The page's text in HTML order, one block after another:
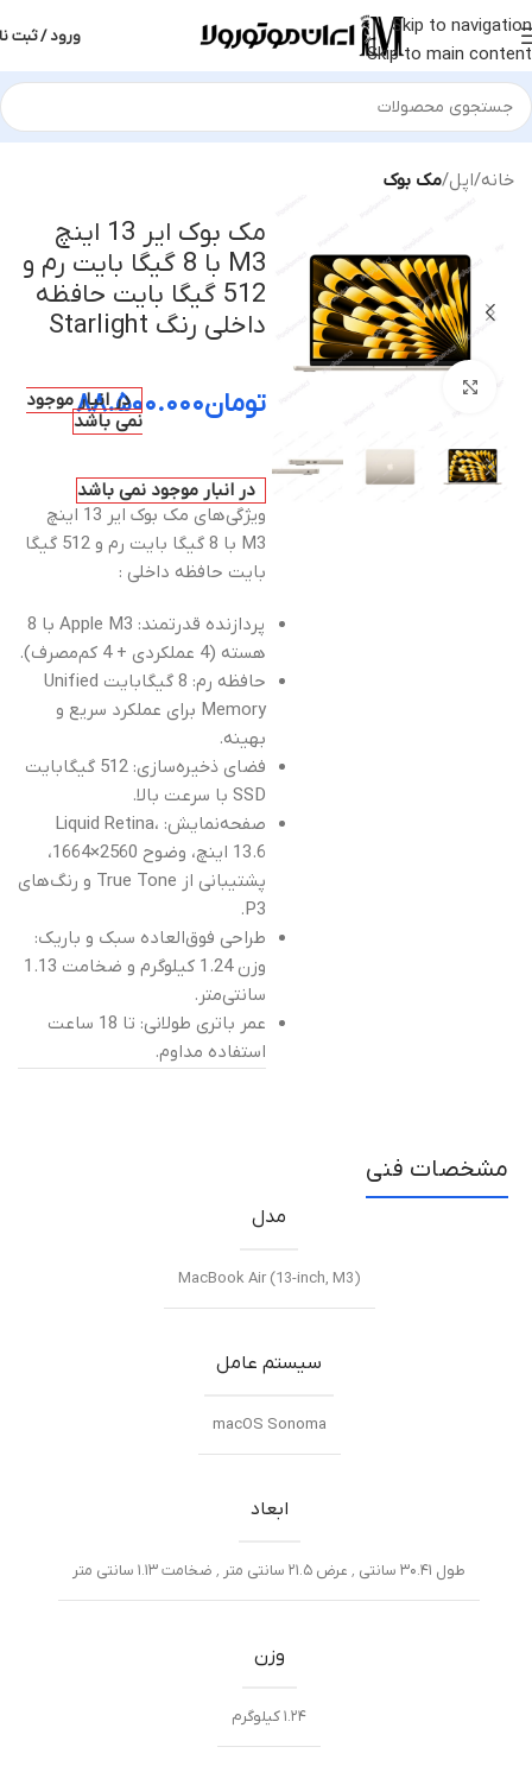
Skip to navigation
Skip to main content
ورود / ثبت
خانه اپل مک بوک
مک بوک ایر 13 اینچ
M3 با 8 گیگا بایت رم و
512 گیگا بایت حافظه
داخلی رنگ Starlight
تومان۸۸.۵۰۰.۰۰۰
در انبار موجود
نمی باشد
در انبار موجود نمی باشد
ویژگی‌های مک بوک ایر 13 اینچ
M3 با 8 گیگا بایت رم و 512 گیگا
بایت حافظه داخلی :
پردازنده قدرتمند: Apple M3 با 8
هسته (4 عملکردی + 4 کم‌مصرف).
حافظه رم: 8 گیگابایت Unified
Memory برای عملکرد سریع و
بهینه.
فضای ذخیره‌سازی: 512 گیگابایت
SSD با سرعت بالا.
صفحه‌نمایش: Liquid Retina،
13.6 اینچ، وضوح 2560×1664،
پشتیبانی از True Tone و رنگ‌های
P3.
طراحی فوق‌العاده سبک و باریک:
وزن 1.24 کیلوگرم و ضخامت 1.13
سانتی‌متر.
عمر باتری طولانی: تا 18 ساعت
استفاده مداوم.
مشخصات فنی
مدل
MacBook Air (13-inch, M3)
سیستم عامل
macOS Sonoma
ابعاد
طول ۳۰.۴۱ سانتی ٬ عرض ۲۱.۵ سانتی متر ٬ ضخامت ۱.۱۳ سانتی متر
وزن
۱.۲۴ کیلوگرم